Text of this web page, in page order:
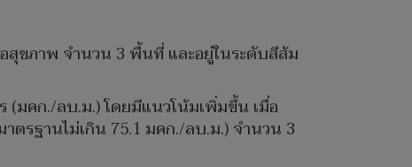
สุขภาพ จำนวน 3 พื้นที่ และอยู่ในระดับสีส้ม
(มคก./ลบ.ม.) โดยมีแนวโน้มเพิ่มขึ้น เมื่อ
ตรฐานไม่เกิน 75.1 มคก./ลบ.ม.) จำนวน 3